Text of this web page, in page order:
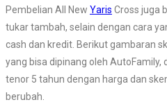
Pembelian All New Yaris Cross juga
tukar tambah, selain dengan cara
cash dan kredit. Berikut gambaran
yang bisa dipinang oleh AutoFamily,
tenor 5 tahun dengan harga dan
berubah.